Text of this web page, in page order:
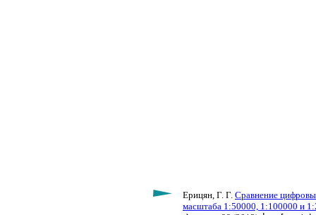
Ерицян, Г. Г. Сравнение
масштаба 1:50000, 1:100000 и